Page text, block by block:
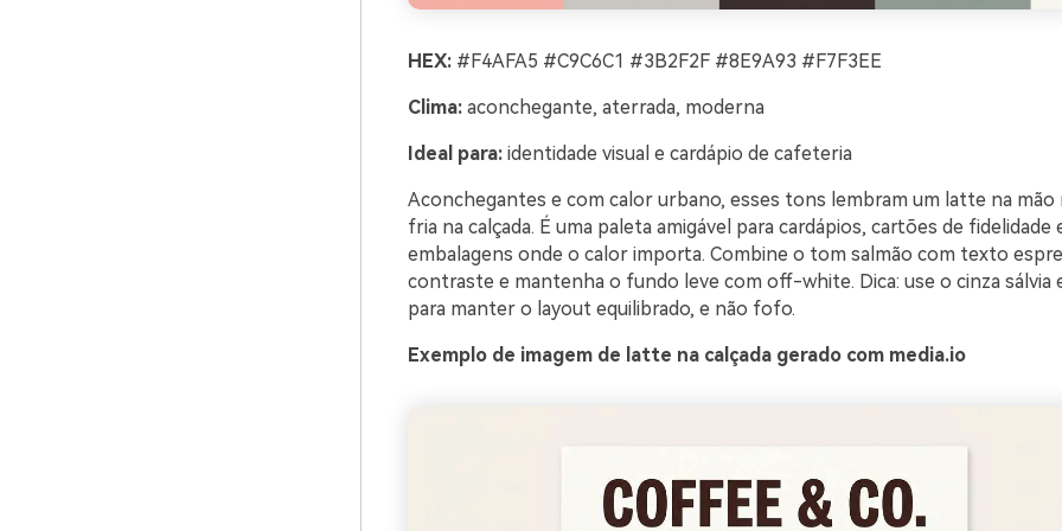
HEX:#F4AFA5 #C9C6C1 #3B2F2F #8E9A93 #F7F3EE
Clima:aconchegante, aterrada, moderna
Ideal para:identidade visual e cardápio de cafeteria
Aconchegantes e com calor urbano, esses tons lembram um latte na mão
fria na calçada. É uma paleta amigável para cardápios, cartões de fidelidade
embalagens onde o calor importa. Combine o tom salmão com texto
contraste e mantenha o fundo leve com off-white. Dica: use o cinza sálvia
para manter o layout equilibrado, e não fofo.
Exemplo de imagem de latte na calçada gerado com media.io